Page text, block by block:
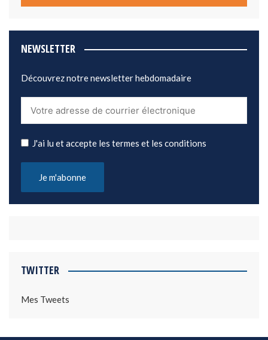
NEWSLETTER
Découvrez notre newsletter hebdomadaire
J'ai lu et accepte les termes et les conditions
TWITTER
Mes Tweets